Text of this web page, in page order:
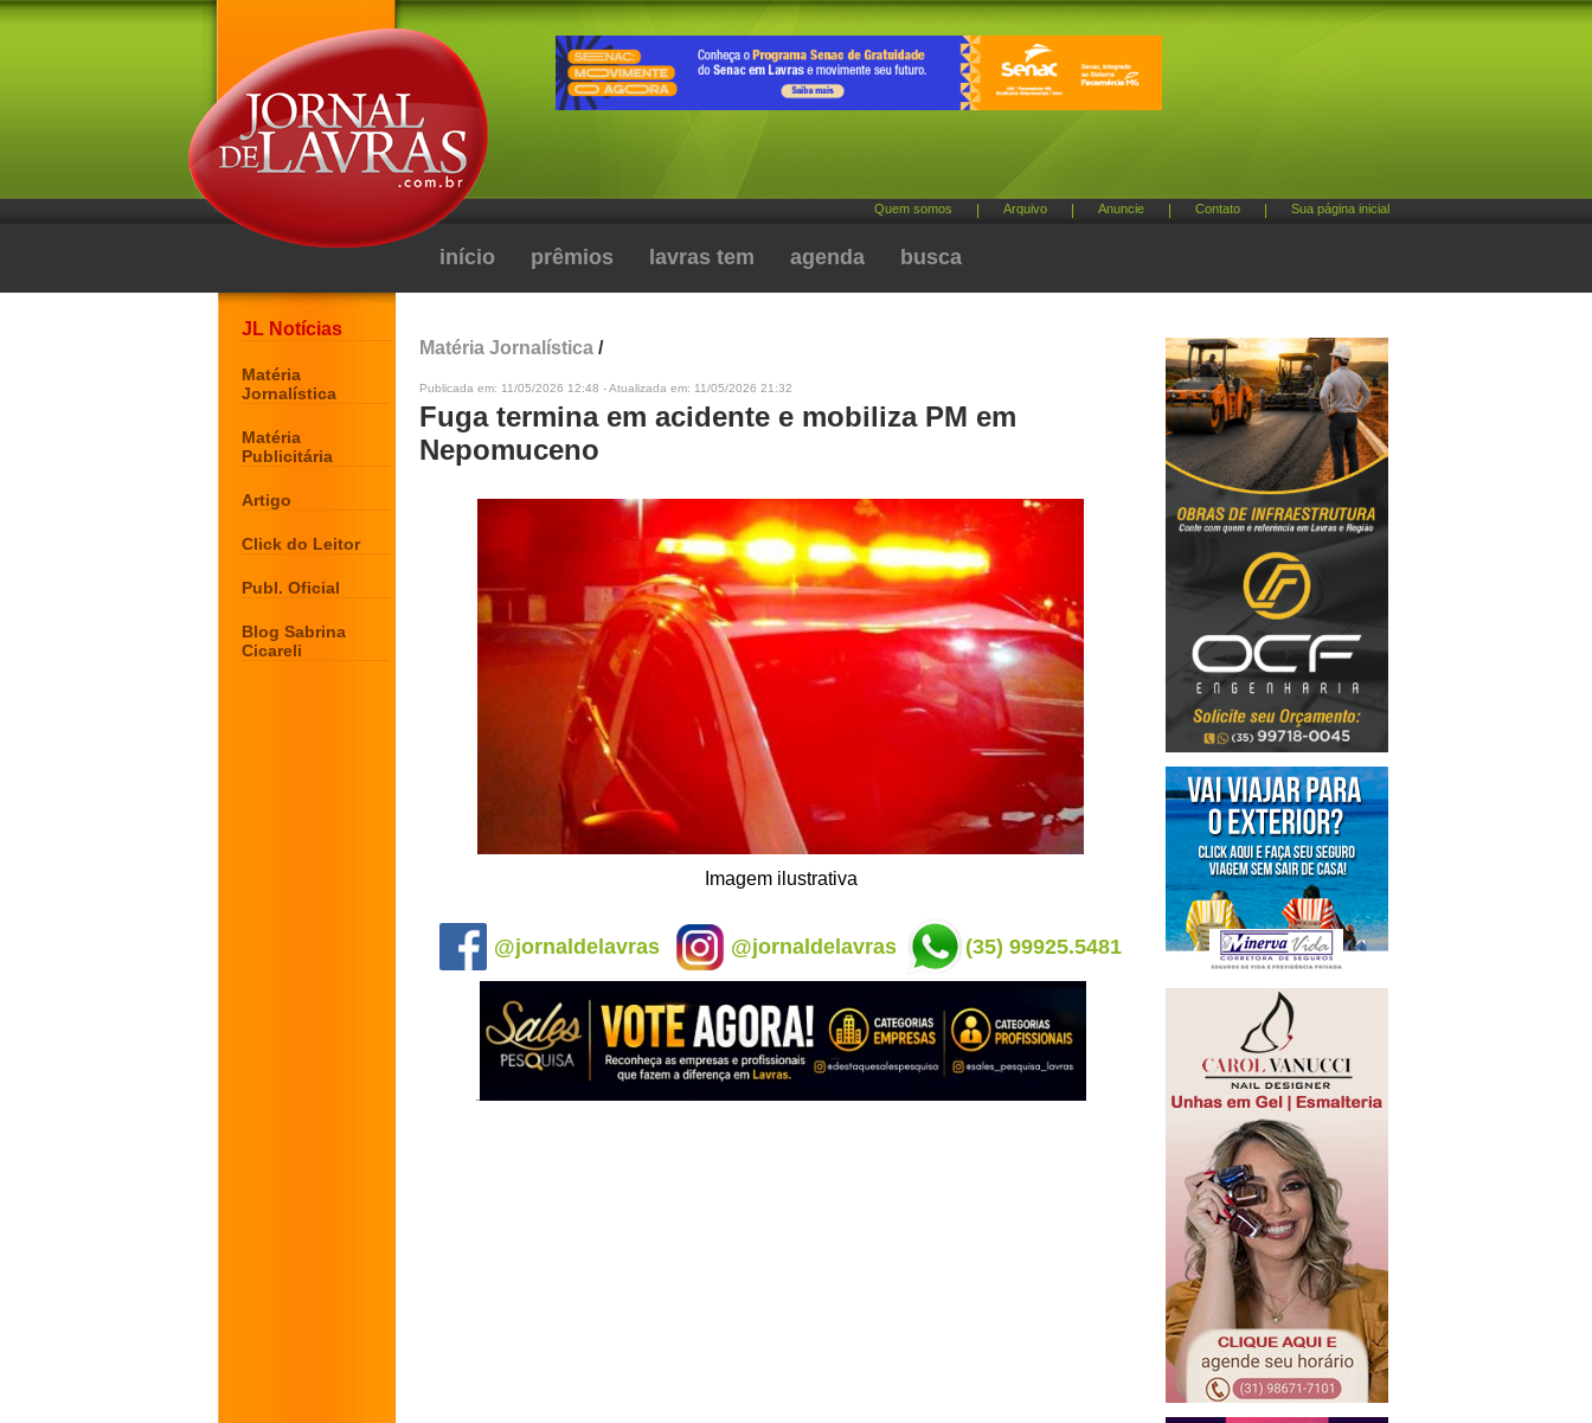
Quem somos Arquivo Anuncie Contato Sua página inicial
início prêmios lavras tem agenda busca
JL Notícias
Matéria
Jornalística
Matéria
Publicitária
Artigo
Click do Leitor
Publ. Oficial
Blog Sabrina
Cicareli
Matéria Jornalística /
Publicada em: 11/05/2026 12:48 - Atualizada em: 11/05/2026 21:32
Fuga termina em acidente e mobiliza PM em
Nepomuceno
Imagem ilustrativa
@jornaldelavras @jornaldelavras (35) 99925.5481